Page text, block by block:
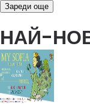
Зареди още
НАЙ-